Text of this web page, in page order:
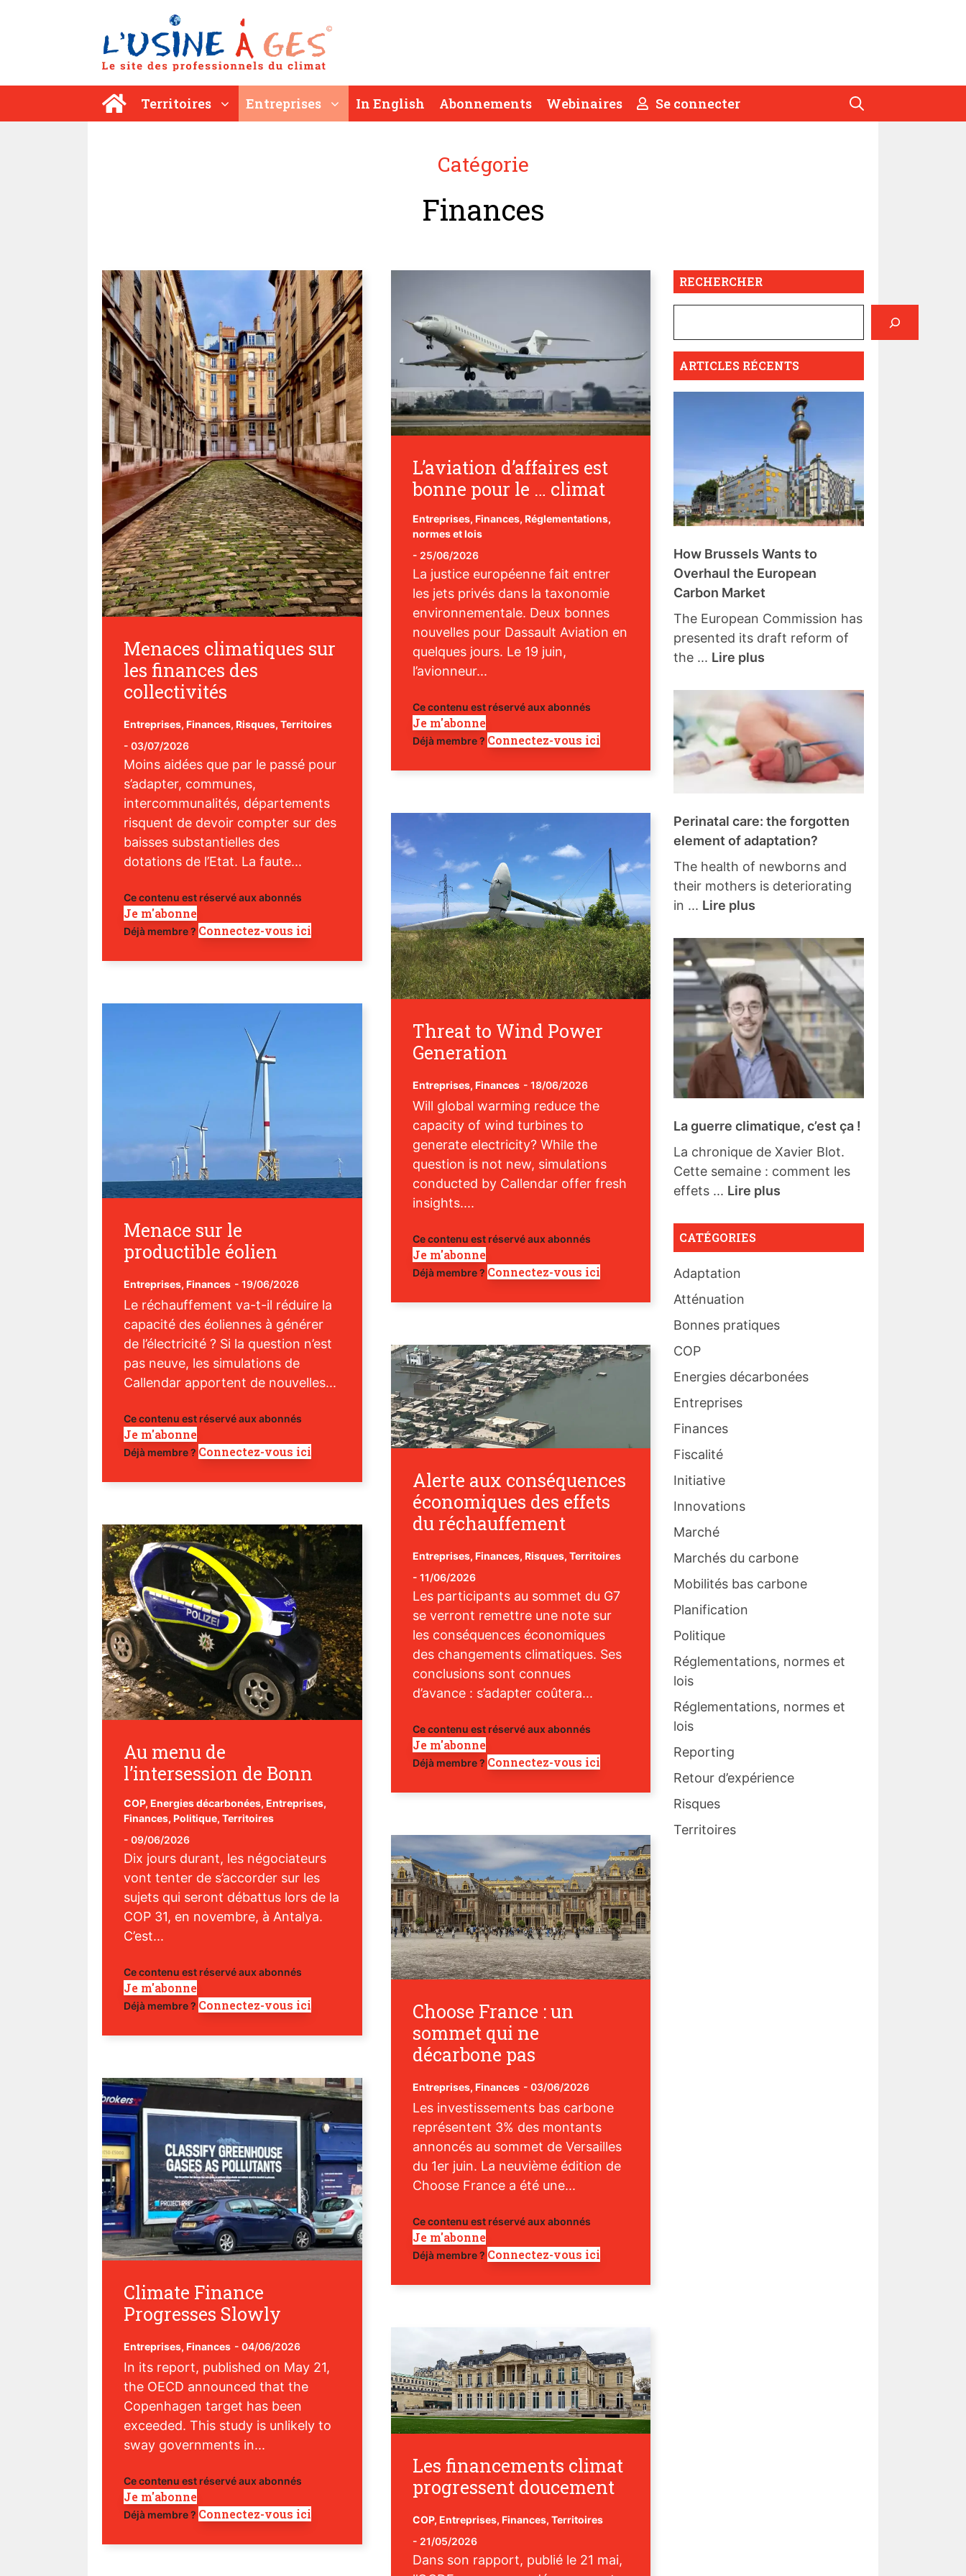
Territoires Entreprises In English Abonnements Webinaires Se connecter
Catégorie
Finances
Menaces climatiques sur
les finances des
collectivités
Entreprises, Finances, Risques, Territoires
- 03/07/2026
Moins aidées que par le passé pour
s’adapter, communes,
intercommunalités, départements
risquent de devoir compter sur des
baisses substantielles des
dotations de l’Etat. La faute...
Ce contenu est réservé aux abonnés
Je m'abonne
Déjà membre ? Connectez-vous ici
L’aviation d’affaires est
bonne pour le … climat
Entreprises, Finances, Réglementations,
normes et lois
- 25/06/2026
La justice européenne fait entrer
les jets privés dans la taxonomie
environnementale. Deux bonnes
nouvelles pour Dassault Aviation en
quelques jours. Le 19 juin,
l’avionneur...
Ce contenu est réservé aux abonnés
Je m'abonne
Déjà membre ? Connectez-vous ici
Threat to Wind Power
Generation
Entreprises, Finances - 18/06/2026
Will global warming reduce the
capacity of wind turbines to
generate electricity? While the
question is not new, simulations
conducted by Callendar offer fresh
insights....
Ce contenu est réservé aux abonnés
Je m'abonne
Déjà membre ? Connectez-vous ici
Menace sur le
productible éolien
Entreprises, Finances - 19/06/2026
Le réchauffement va-t-il réduire la
capacité des éoliennes à générer
de l’électricité ? Si la question n’est
pas neuve, les simulations de
Callendar apportent de nouvelles...
Ce contenu est réservé aux abonnés
Je m'abonne
Déjà membre ? Connectez-vous ici
Alerte aux conséquences
économiques des effets
du réchauffement
Entreprises, Finances, Risques, Territoires
- 11/06/2026
Les participants au sommet du G7
se verront remettre une note sur
les conséquences économiques
des changements climatiques. Ses
conclusions sont connues
d’avance : s’adapter coûtera...
Ce contenu est réservé aux abonnés
Je m'abonne
Déjà membre ? Connectez-vous ici
Au menu de
l’intersession de Bonn
COP, Energies décarbonées, Entreprises,
Finances, Politique, Territoires
- 09/06/2026
Dix jours durant, les négociateurs
vont tenter de s’accorder sur les
sujets qui seront débattus lors de la
COP 31, en novembre, à Antalya.
C’est...
Ce contenu est réservé aux abonnés
Je m'abonne
Déjà membre ? Connectez-vous ici
Choose France : un
sommet qui ne
décarbone pas
Entreprises, Finances - 03/06/2026
Les investissements bas carbone
représentent 3% des montants
annoncés au sommet de Versailles
du 1er juin. La neuvième édition de
Choose France a été une...
Ce contenu est réservé aux abonnés
Je m'abonne
Déjà membre ? Connectez-vous ici
Climate Finance
Progresses Slowly
Entreprises, Finances - 04/06/2026
In its report, published on May 21,
the OECD announced that the
Copenhagen target has been
exceeded. This study is unlikely to
sway governments in...
Ce contenu est réservé aux abonnés
Je m'abonne
Déjà membre ? Connectez-vous ici
Les financements climat
progressent doucement
COP, Entreprises, Finances, Territoires
- 21/05/2026
Dans son rapport, publié le 21 mai,
RECHERCHER
ARTICLES RÉCENTS
How Brussels Wants to
Overhaul the European
Carbon Market
The European Commission has
presented its draft reform of
the ... Lire plus
Perinatal care: the forgotten
element of adaptation?
The health of newborns and
their mothers is deteriorating
in ... Lire plus
La guerre climatique, c’est ça !
La chronique de Xavier Blot.
Cette semaine : comment les
effets ... Lire plus
CATÉGORIES
Adaptation
Atténuation
Bonnes pratiques
COP
Energies décarbonées
Entreprises
Finances
Fiscalité
Initiative
Innovations
Marché
Marchés du carbone
Mobilités bas carbone
Planification
Politique
Réglementations, normes et
lois
Réglementations, normes et
lois
Reporting
Retour d’expérience
Risques
Territoires